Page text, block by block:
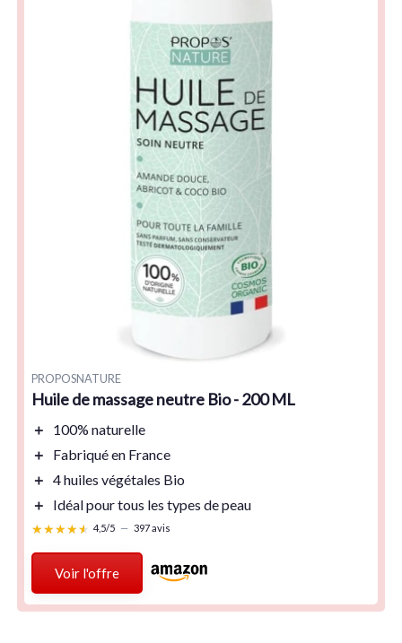
PROPOSNATURE
Huile de massage neutre Bio - 200 ML
＋
100% naturelle
＋
Fabriqué en France
＋ 4 huiles végétales Bio
＋
Idéal pour tous les types de peau
★★★★★
★★★★★ 4,5/5 — 397 avis
Voir l'offre